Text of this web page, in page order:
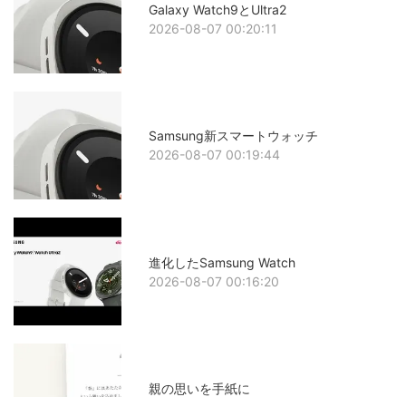
Galaxy Watch9とUltra2
2026-08-07 00:20:11
Samsung新スマートウォッチ
2026-08-07 00:19:44
進化したSamsung Watch
2026-08-07 00:16:20
親の思いを手紙に